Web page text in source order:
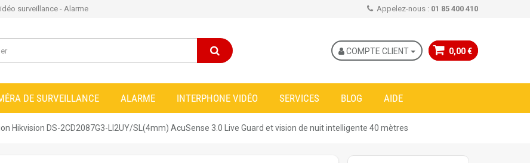
surveillance - Alarme Appelez-nous : 01 85 400 410
0,00 €
COMPTE CLIENT
DE SURVEILLANCE ALARME INTERPHONE VIDÉO SERVICES BLOG AIDE
Hikvision DS-2CD2087G3-LI2UY/SL(4mm) AcuSense 3.0 Live Guard et vision de nuit intelligente 40 mètres